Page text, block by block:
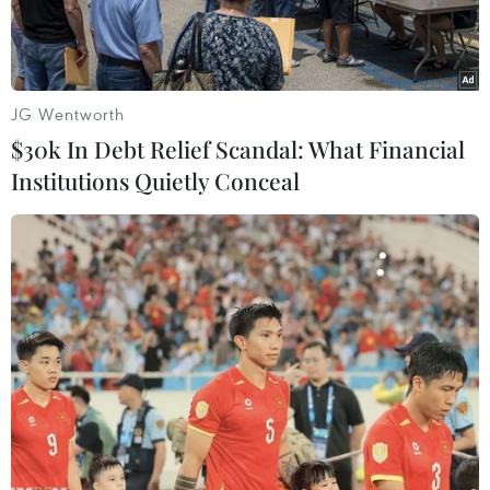
Thí sinh dự thi Tốt nghiệp trung học phổ thông. (Ảnh:
PV/Vietnam+)
Hôm nay, 13/8, Bộ Giáo dục và Đào tạo sẽ bắt
đầu tiến hành lọc ảo trên hệ thống xét tuyển
sinh đại học, cao đẳng sư phạm mầm non. Thời
JG Wentworth
$30k In Debt Relief Scandal: What Financial
Institutions Quietly Conceal